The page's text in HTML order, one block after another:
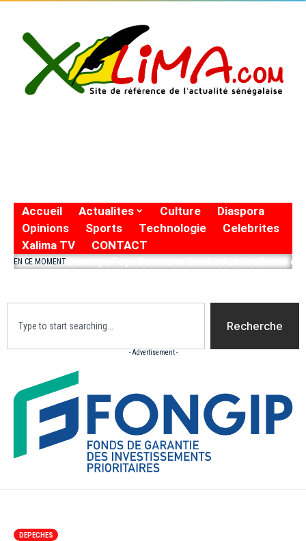
Accueil Actualites Culture
Diaspora
Opinions
Sports Technologie
Celebrites
Xalima TV
CONTACT
EN CE MOMENTDiomaye FayeOusmane SonkoJustice2eme
Recherche
- Advertisement -
DEPECHES